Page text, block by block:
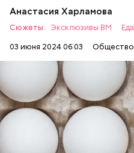
Анастасия Харламова
Сюжеты: Эксклюзивы ВМ
Еда
03 июня 2024 06:03
Общество
— Там может
нитратов, которое
гипоксию и ухудшение
предостерегла